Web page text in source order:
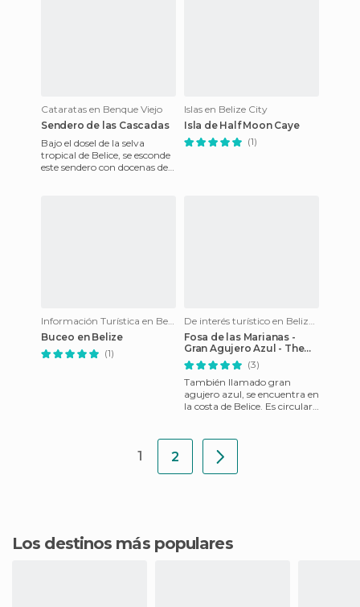
Cataratas en Benque Viejo
Sendero de las Cascadas
Bajo el dosel de la selva
tropical de Belice, se esconde
este sendero con docenas de
Islas en Belize City
Isla de Half Moon Caye
(1)
Información Turística en Belize City
Buceo en Belize
(1)
De interés turístico en Belize City
Fosa de las Marianas -
Gran Agujero Azul - The
Great Blue Hole
(3)
También llamado gran
agujero azul, se encuentra en
la costa de Belice. Es circular
1 2
Los destinos más populares